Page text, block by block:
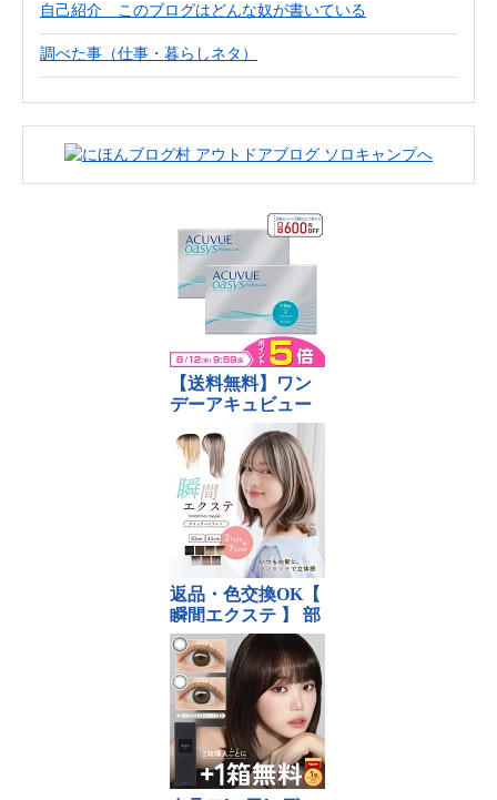
自己紹介 このブログはどんな奴が書いている
調べた事（仕事・暮らしネタ）